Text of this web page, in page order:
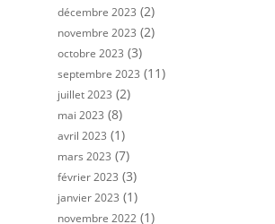
décembre 2023 (2)
novembre 2023 (2)
octobre 2023 (3)
septembre 2023 (11)
juillet 2023 (2)
mai 2023 (8)
avril 2023 (1)
mars 2023 (7)
février 2023 (3)
janvier 2023 (1)
novembre 2022 (1)